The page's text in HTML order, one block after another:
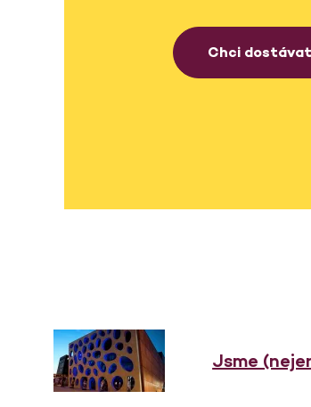
Chci dostávat
Jsme